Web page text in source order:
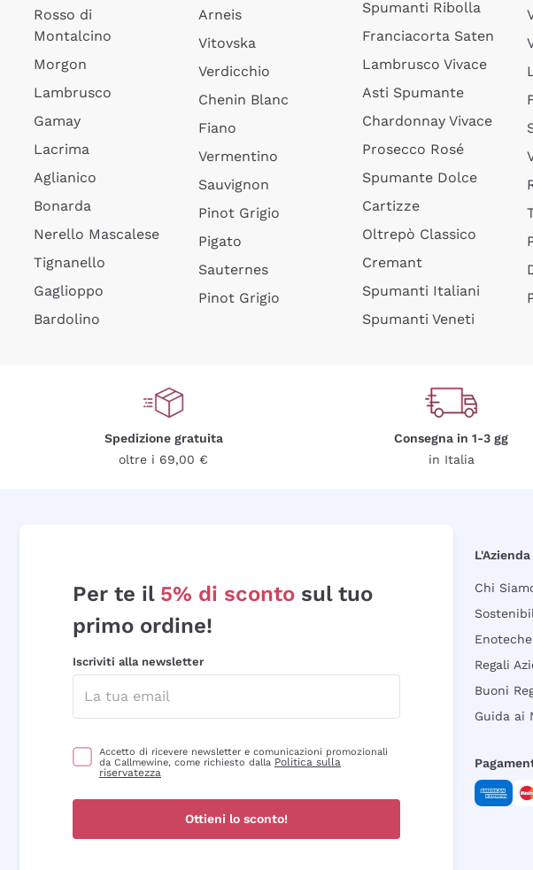
Rosso di
Montalcino
Morgon
Lambrusco
Gamay
Lacrima
Aglianico
Bonarda
Nerello Mascalese
Tignanello
Gaglioppo
Bardolino
Arneis
Vitovska
Verdicchio
Chenin Blanc
Fiano
Vermentino
Sauvignon
Pinot Grigio
Pigato
Sauternes
Pinot Grigio
Spumanti Ribolla
Franciacorta Saten
Lambrusco Vivace
Asti Spumante
Chardonnay Vivace
Prosecco Rosé
Spumante Dolce
Cartizze
Oltrepò Classico
Cremant
Spumanti Italiani
Spumanti Veneti
Spedizione gratuita
oltre i 69,00 €
Consegna in 1-3 gg
in Italia
Per te il 5% di sconto sul tuo
primo ordine!
Iscriviti alla newsletter
Accetto di ricevere newsletter e comunicazioni promozionali
da Callmewine, come richiesto dalla Politica sulla
riservatezza
Ottieni lo sconto!
L'Azienda
Chi
Regali
Buoni
Guida ai